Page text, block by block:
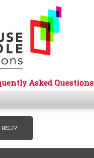
Asked Questions
HELP?